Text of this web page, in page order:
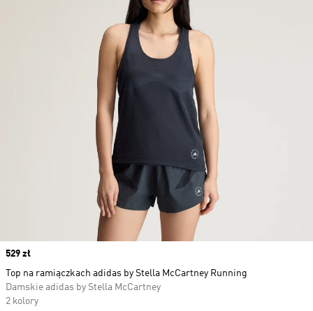
Price
529 zł
Top na ramiączkach adidas by Stella McCartney Running
Damskie adidas by Stella McCartney
2 kolory